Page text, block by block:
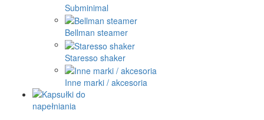
Subminimal
Bellman steamer
Staresso shaker
Inne marki / akcesoria